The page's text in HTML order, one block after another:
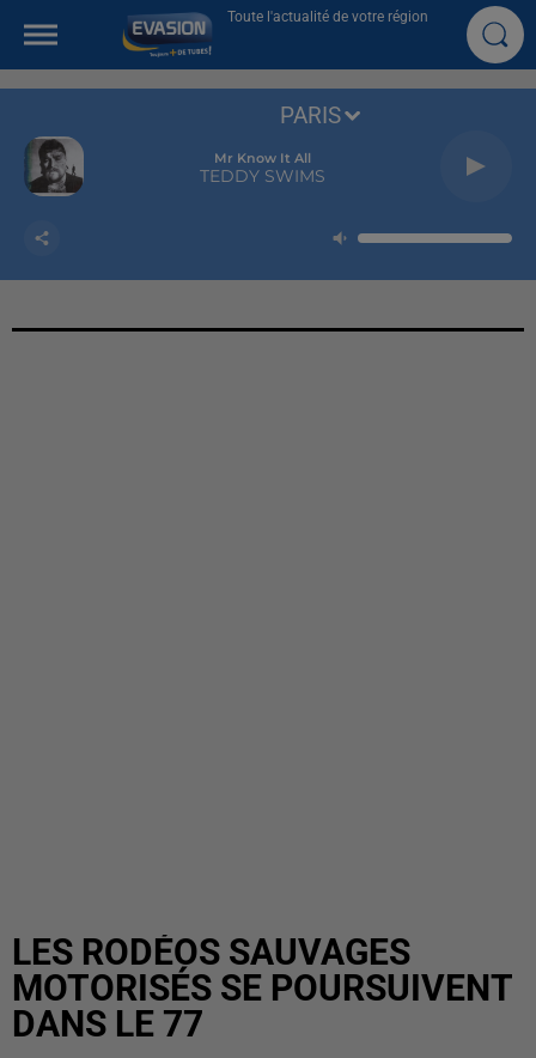
Toute l'actualité de votre région
Mr Know It All
TEDDY SWIMS
PARIS
LES RODÉOS SAUVAGES
MOTORISÉS SE POURSUIVENT
DANS LE 77